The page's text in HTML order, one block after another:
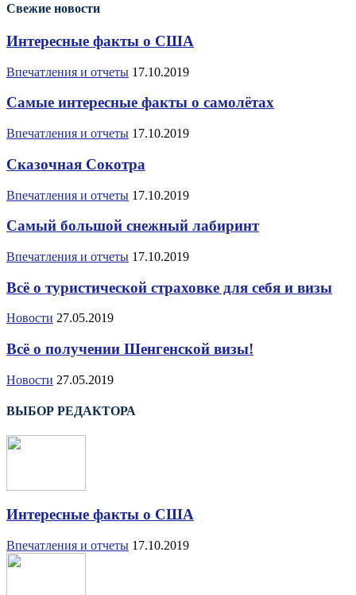
Свежие новости
Интересные факты о США
Впечатления и отчеты 17.10.2019
Самые интересные факты о самолётах
Впечатления и отчеты 17.10.2019
Сказочная Сокотра
Впечатления и отчеты 17.10.2019
Самый большой снежный лабиринт
Впечатления и отчеты 17.10.2019
Всё о туристической страховке для себя и визы
Новости 27.05.2019
Всё о получении Шенгенской визы!
Новости 27.05.2019
ВЫБОР РЕДАКТОРА
Интересные факты о США
Впечатления и отчеты 17.10.2019